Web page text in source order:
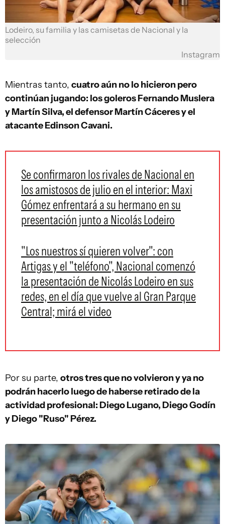
Lodeiro, su familia y las camisetas de Nacional y la
selección
Instagram
Mientras tanto, cuatro aún no lo hicieron pero
continúan jugando: los goleros Fernando Muslera
y Martín Silva, el defensor Martín Cáceres y el
atacante Edinson Cavani.
Se confirmaron los rivales de Nacional en
los amistosos de julio en el interior: Maxi
Gómez enfrentará a su hermano en su
presentación junto a Nicolás Lodeiro
"Los nuestros sí quieren volver": con
Artigas y el "teléfono", Nacional comenzó
la presentación de Nicolás Lodeiro en sus
redes, en el día que vuelve al Gran Parque
Central; mirá el video
Por su parte, otros tres que no volvieron y ya no
podrán hacerlo luego de haberse retirado de la
actividad profesional: Diego Lugano, Diego Godín
y Diego "Ruso" Pérez.